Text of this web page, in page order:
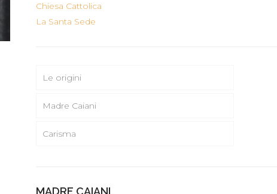
Chiesa Cattolica
La Santa Sede
Le origini
Madre Caiani
Carisma
MADRE CAIANI